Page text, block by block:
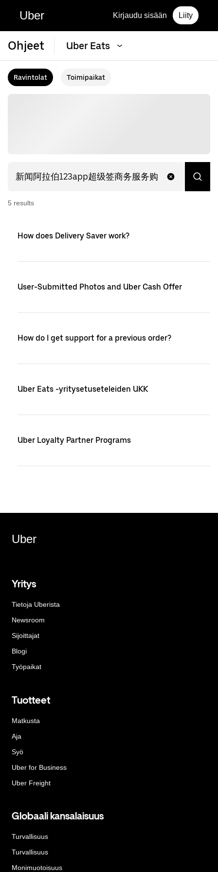
Uber Kirjaudu sisään Liity
Ohjeet Uber Eats
Ravintolat Toimipaikat
5 results
How does Delivery Saver work?
User-Submitted Photos and Uber Cash Offer
How do I get support for a previous order?
Uber Eats -yritysetuseteleiden UKK
Uber Loyalty Partner Programs
Uber
Yritys
Tietoja Uberista
Newsroom
Sijoittajat
Blogi
Työpaikat
Tuotteet
Matkusta
Aja
Syö
Uber for Business
Uber Freight
Globaali kansalaisuus
Turvallisuus
Turvallisuus
Monimuotoisuus